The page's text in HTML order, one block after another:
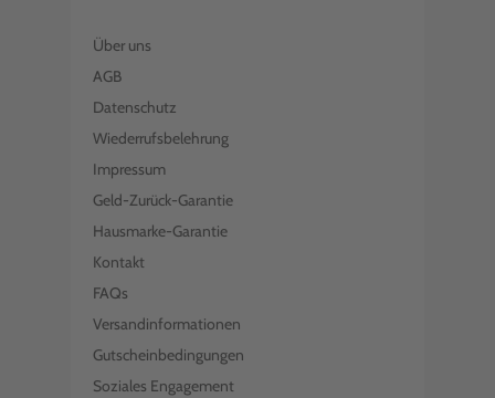
Über uns
AGB
Datenschutz
Wiederrufsbelehrung
Impressum
Geld-Zurück-Garantie
Hausmarke-Garantie
Kontakt
FAQs
Versandinformationen
Gutscheinbedingungen
Soziales Engagement